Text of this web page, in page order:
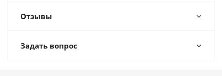
Отзывы
Задать вопрос